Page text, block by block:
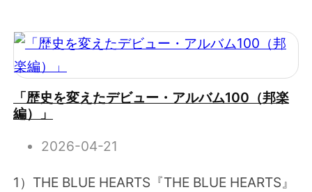
「歴史を変えたデビュー・アルバム100（邦楽
編）」
2026-04-21
1）THE BLUE HEARTS『THE BLUE HEARTS』